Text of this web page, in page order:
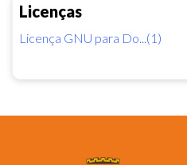
Licenças
Licença GNU para Do...(1)